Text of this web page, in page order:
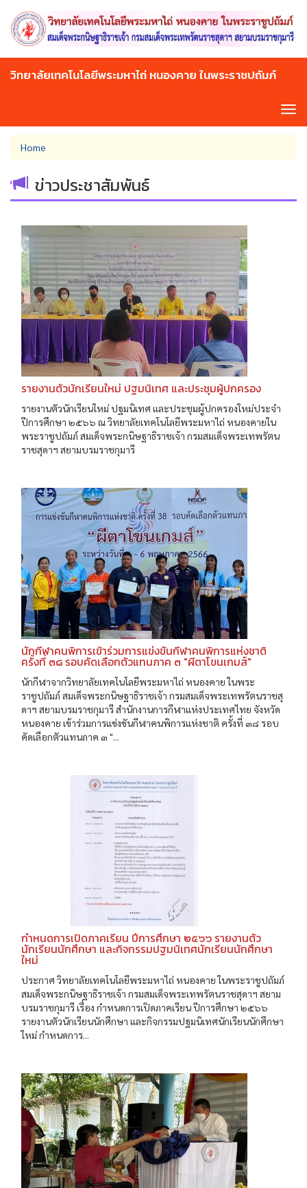
main
content
วิทยาลัยเทคโนโลยีพระมหาไถ่ หนองคาย ในพระราชปถัมภ์
You
are
here
Home
ข่าวประชาสัมพันธ์
รายงานตัวนักเรียนใหม่ ปฐมนิเทศ และประชุมผู้ปกครอง
รายงานตัวนักเรียนใหม่ ปฐมนิเทศ และประชุมผู้ปกครองใหม่ประจำ
ปีการศึกษา ๒๕๖๖ ณ วิทยาลัยเทคโนโลยีพระมหาไถ่ หนองคายใน
พระราชูปถัมภ์ สมเด็จพระกนิษฐาธิราชเจ้า กรมสมเด็จพระเทพรัตน
ราชสุดาฯ สยามบรมราชกุมารี
นักกีฬาคนพิการเข้าร่วมการแข่งขันกีฬาคนพิการแห่งชาติ
ครั้งที่ ๓๘ รอบคัดเลือกตัวแทนภาค ๓ "ผีตาโขนเกมส์"
นักกีฬาจากวิทยาลัยเทคโนโลยีพระมหาไถ่ หนองคาย ในพระ
ราชูปถัมภ์ สมเด็จพระกนิษฐาธิราชเจ้า กรมสมเด็จพระเทพรัตนราชสุ
ดาฯ สยามบรมราชกุมารี สำนักงานการกีฬาแห่งประเทศไทย จังหวัด
หนองคาย เข้าร่วมการแข่งขันกีฬาคนพิการแห่งชาติ ครั้งที่ ๓๘ รอบ
คัดเลือกตัวแทนภาค ๓ "...
กำหนดการเปิดภาคเรียน ปีการศึกษา ๒๕๖๖ รายงานตัว
นักเรียนนักศึกษา และกิจกรรมปฐมนิเทศนักเรียนนักศึกษา
ใหม่
ประกาศ วิทยาลัยเทคโนโลยีพระมหาไถ่ หนองคาย ในพระราชูปถัมภ์
สมเด็จพระกนิษฐาธิราชเจ้า กรมสมเด็จพระเทพรัตนราชสุดาฯ สยาม
บรมราชกุมารี เรื่อง กำหนดการเปิดภาคเรียน ปีการศึกษา ๒๕๖๖
รายงานตัวนักเรียนนักศึกษา และกิจกรรมปฐมนิเทศนักเรียนนักศึกษา
ใหม่ กำหนดการ...